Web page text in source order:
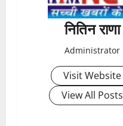
नितिन राणा
Administrator
Visit Website
View All Posts